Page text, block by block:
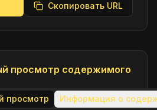
Скопировать URL
просмотр содержимого
просмотр Информация о